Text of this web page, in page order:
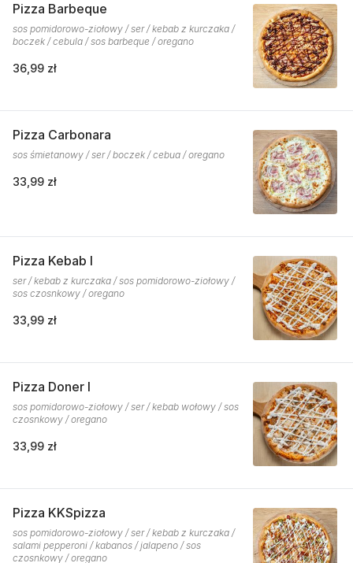
Pizza Barbeque
sos pomidorowo-ziołowy / ser / kebab z kurczaka /
boczek / cebula / sos barbeque / oregano
36,99 zł
Pizza Carbonara
sos śmietanowy / ser / boczek / cebua / oregano
33,99 zł
Pizza Kebab I
ser / kebab z kurczaka / sos pomidorowo-ziołowy /
sos czosnkowy / oregano
33,99 zł
Pizza Doner I
sos pomidorowo-ziołowy / ser / kebab wołowy / sos
czosnkowy / oregano
33,99 zł
Pizza KKSpizza
sos pomidorowo-ziołowy / ser / kebab z kurczaka /
salami pepperoni / kabanos / jalapeno / sos
czosnkowy / oregano